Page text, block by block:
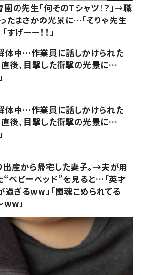
の先生「何そのTシャツ！？」→職
たまさかの光景に…「そりゃ先生
げーー！！」
体中…作業員に話しかけられた
直後、目撃した衝撃の光景に…
体中…作業員に話しかけられた
直後、目撃した衝撃の光景に…
出産から帰宅した妻子。→夫が用
“ベビーベッド”を見ると…「英才
過ぎるww」「闘魂こめられてる
ww」